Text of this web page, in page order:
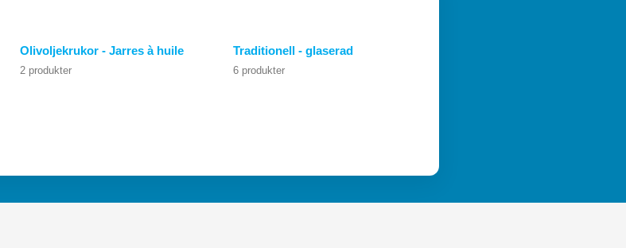
Olivoljekrukor - Jarres à huile
2 produkter
Traditionell - glaserad
6 produkter